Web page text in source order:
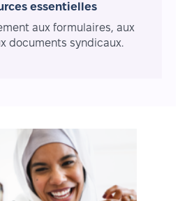
essentielles
aux formulaires, aux
documents syndicaux.